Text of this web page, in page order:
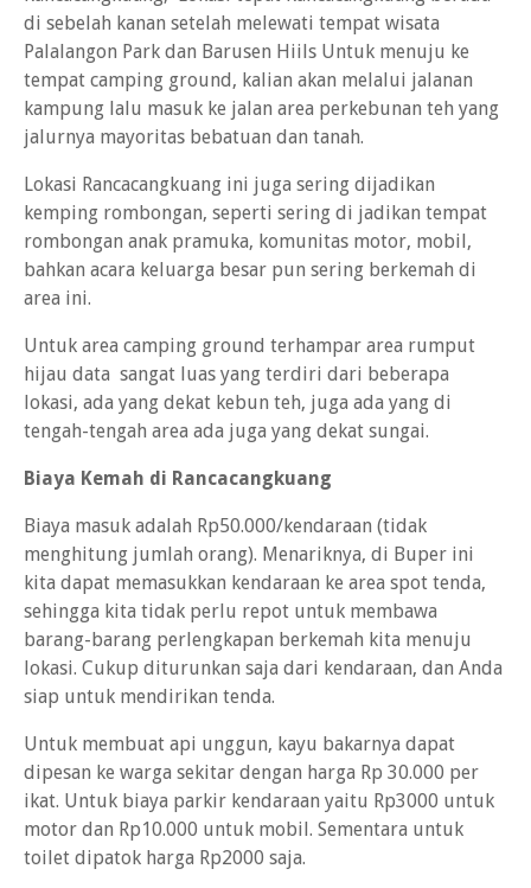
di sebelah kanan setelah melewati tempat wisata
Palalangon Park dan Barusen Hiils Untuk menuju ke
tempat camping ground, kalian akan melalui jalanan
kampung lalu masuk ke jalan area perkebunan teh yang
jalurnya mayoritas bebatuan dan tanah.
Lokasi Rancacangkuang ini juga sering dijadikan
kemping rombongan, seperti sering di jadikan tempat
rombongan anak pramuka, komunitas motor, mobil,
bahkan acara keluarga besar pun sering berkemah di
area ini.
Untuk area camping ground terhampar area rumput
hijau data sangat luas yang terdiri dari beberapa
lokasi, ada yang dekat kebun teh, juga ada yang di
tengah-tengah area ada juga yang dekat sungai.
Biaya Kemah di Rancacangkuang
Biaya masuk adalah Rp50.000/kendaraan (tidak
menghitung jumlah orang). Menariknya, di Buper ini
kita dapat memasukkan kendaraan ke area spot tenda,
sehingga kita tidak perlu repot untuk membawa
barang-barang perlengkapan berkemah kita menuju
lokasi. Cukup diturunkan saja dari kendaraan, dan Anda
siap untuk mendirikan tenda.
Untuk membuat api unggun, kayu bakarnya dapat
dipesan ke warga sekitar dengan harga Rp 30.000 per
ikat. Untuk biaya parkir kendaraan yaitu Rp3000 untuk
motor dan Rp10.000 untuk mobil. Sementara untuk
toilet dipatok harga Rp2000 saja.